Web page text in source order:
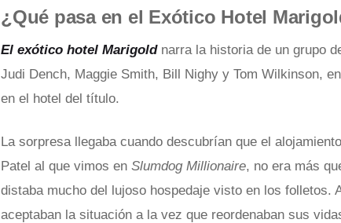
¿Qué pasa en el Exótico Hotel
El exótico hotel Marigold narra la historia de un grupo
Judi Dench, Maggie Smith, Bill Nighy y Tom Wilkinson,
en el hotel del título.
La sorpresa llegaba cuando descubrían que el
Patel al que vimos en Slumdog Millionaire, no era más
distaba mucho del lujoso hospedaje visto en los folletos.
aceptaban la situación a la vez que reordenaban sus